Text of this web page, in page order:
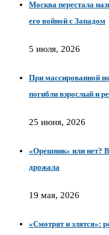
Москва перестала
его войной с Западом
5 июля, 2026
При массированной
погибли взрослый и
25 июня, 2026
«Орешник» или нет?
дрожала
19 мая, 2026
«Смотрят и злятся»: